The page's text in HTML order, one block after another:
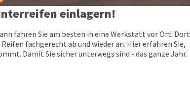
einlagern!
fahren Sie am besten in eine Werkstatt vor Ort. Dort
fachgerecht ab und wieder an. Hier erfahren Sie,
Damit Sie sicher unterwegs sind - das ganze Jahr.